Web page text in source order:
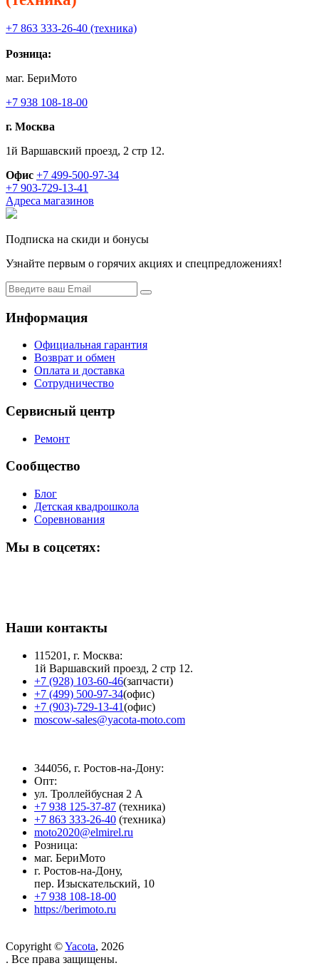
+7 863 333-26-40 (техника)
Розница:
маг. БериМото
+7 938 108-18-00
г. Москва
1й Варшавский проезд, 2 стр 12.
Офис +7 499-500-97-34
+7 903-729-13-41
Адреса магазинов
Подписка на скиди и бонусы
Узнайте первым о горячих акциях и спецпредложениях!
Информация
Официальная гарантия
Возврат и обмен
Оплата и доставка
Сотрудничество
Сервисный центр
Ремонт
Сообщество
Блог
Детская квадрошкола
Соревнования
Мы в соцсетях:
Наши контакты
115201, г. Москва:
1й Варшавский проезд, 2 стр 12.
+7 (928) 103-60-46(запчасти)
+7 (499) 500-97-34(офис)
+7 (903)-729-13-41(офис)
moscow-sales@yacota-moto.com
344056, г. Ростов-на-Дону:
Опт:
ул. Троллейбусная 2 А
+7 938 125-37-87 (техника)
+7 863 333-26-40 (техника)
moto2020@elmirel.ru
Розница:
маг. БериМото
г. Ростов-на-Дону,
пер. Изыскательский, 10
+7 938 108-18-00
https://berimoto.ru
Copyright ©Yacota, 2026
. Все права защищены.